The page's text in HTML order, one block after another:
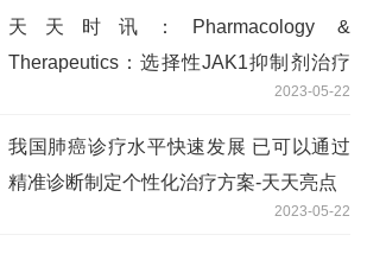
天天时讯：Pharmacology &
Therapeutics：选择性JAK1抑制剂治疗
2023-05-22
我国肺癌诊疗水平快速发展 已可以通过
精准诊断制定个性化治疗方案-天天亮点
2023-05-22